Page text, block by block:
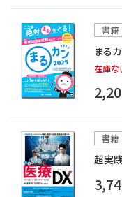
書籍
まる
在庫な
書籍
超実